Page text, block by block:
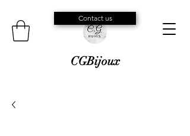
CGBijoux
Contact us